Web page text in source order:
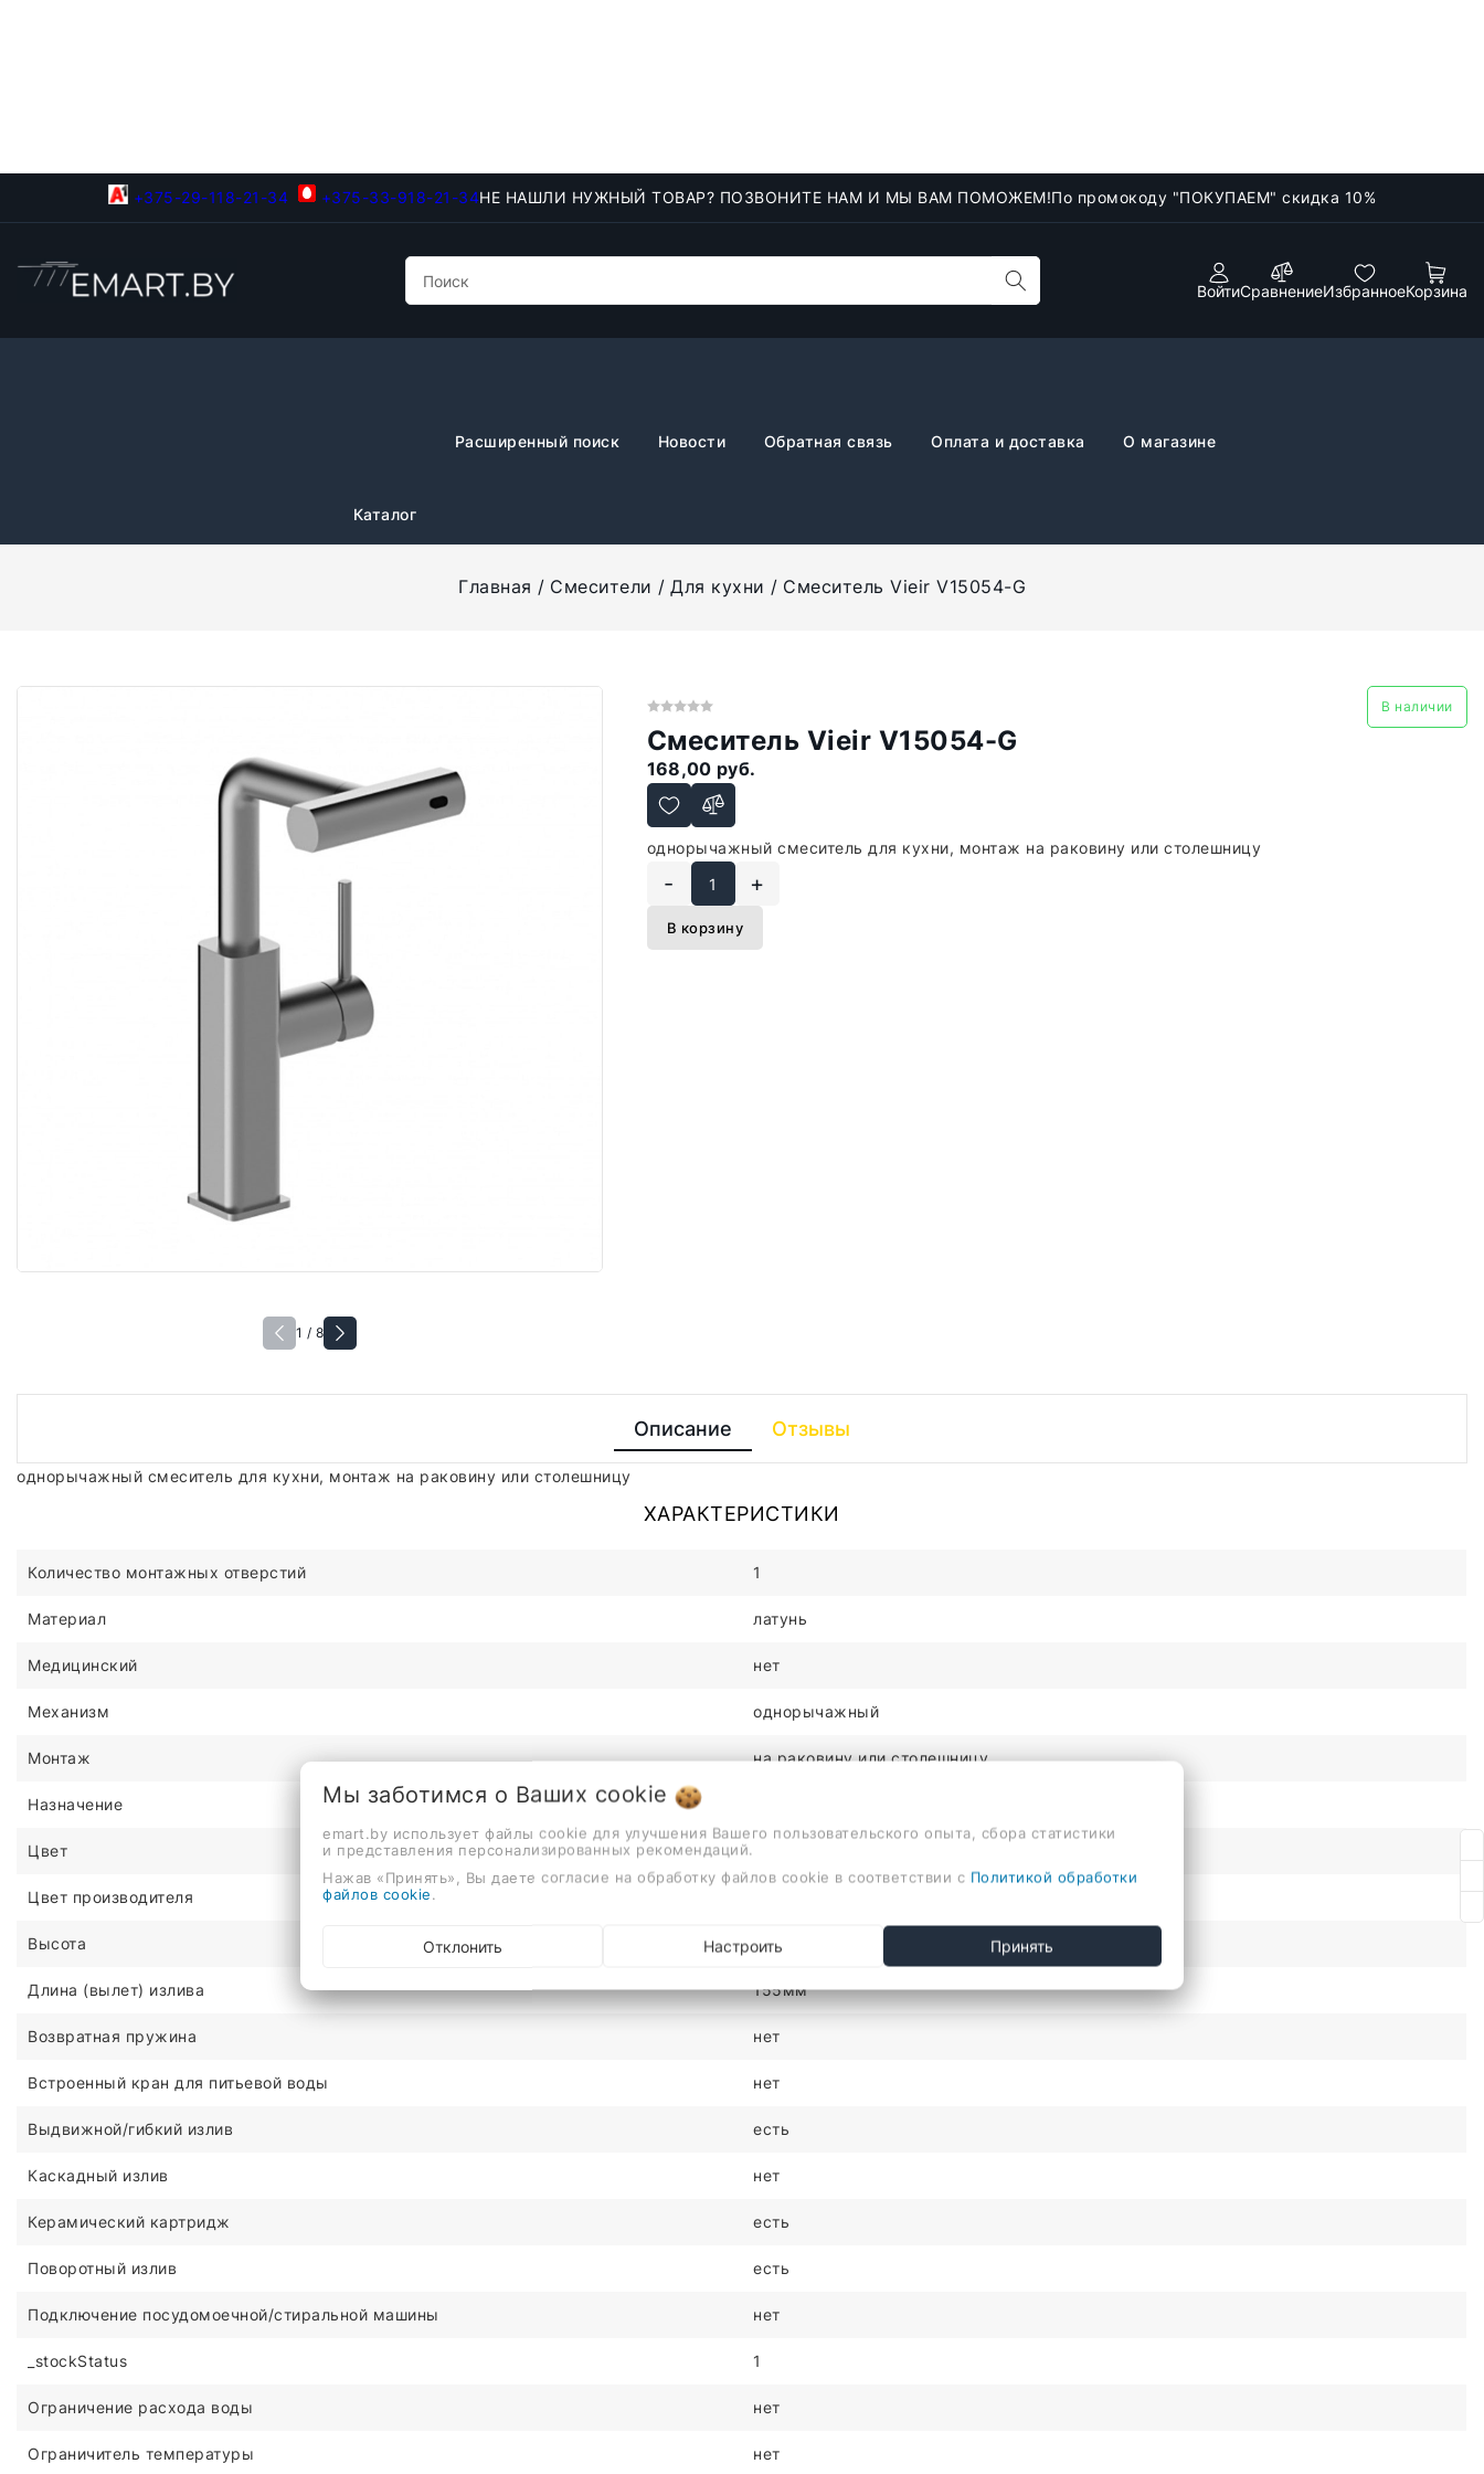
+375-29-118-21-34 +375-33-918-21-34НЕ НАШЛИ НУЖНЫЙ ТОВАР? ПОЗВОНИТЕ НАМ И МЫ ВАМ ПОМОЖЕМ!По промокоду "ПОКУПАЕМ" скидка 10%
ВойтиСравнениеИзбранноеКорзина
Каталог
Расширенный поиск Новости Обратная связь Оплата и доставка О магазине
Главная Смесители Для кухни Смеситель Vieir V15054-G
1 / 8
В наличии
Смеситель Vieir V15054-G
168,00 руб.
однорычажный смеситель для кухни, монтаж на раковину или столешницу
- +
В корзину
Описание Отзывы
однорычажный смеситель для кухни, монтаж на раковину или столешницу
ХАРАКТЕРИСТИКИ
Количество монтажных отверстий 1
Материал латунь
Медицинский нет
Механизм однорычажный
Монтаж на раковину или столешницу
Назначение
Цвет
Цвет производителя
Высота 370мм
Длина (вылет) излива 155мм
Возвратная пружина нет
Встроенный кран для питьевой воды нет
Выдвижной/гибкий излив есть
Каскадный излив нет
Керамический картридж есть
Поворотный излив есть
Подключение посудомоечной/стиральной машины нет
_stockStatus 1
Ограничение расхода воды нет
Ограничитель температуры нет
Мы заботимся о Ваших cookie
emart.by использует файлы cookie для улучшения Вашего пользовательского опыта, сбора статистики
и представления персонализированных рекомендаций.
Нажав «Принять», Вы даете согласие на обработку файлов cookie в соответствии с Политикой обработки
файлов cookie.
Отклонить Настроить Принять